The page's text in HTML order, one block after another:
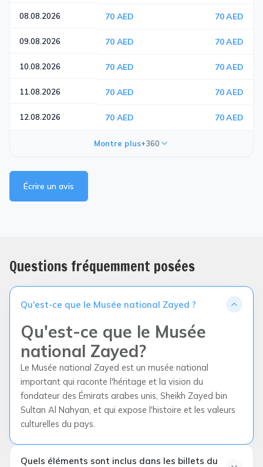
08.08.2026 70 AED 70 AED
09.08.2026 70 AED 70 AED
10.08.2026 70 AED 70 AED
11.08.2026 70 AED 70 AED
12.08.2026 70 AED 70 AED
Montre plus+360
Écrire un avis
Questions fréquemment posées
Qu'est-ce que le Musée national Zayed ?
Qu'est-ce que le Musée
national Zayed?
Le Musée national Zayed est un musée national
important qui raconte l'héritage et la vision du
fondateur des Émirats arabes unis, Sheikh Zayed bin
Sultan Al Nahyan, et qui expose l'histoire et les valeurs
culturelles du pays.
Quels éléments sont inclus dans les billets du